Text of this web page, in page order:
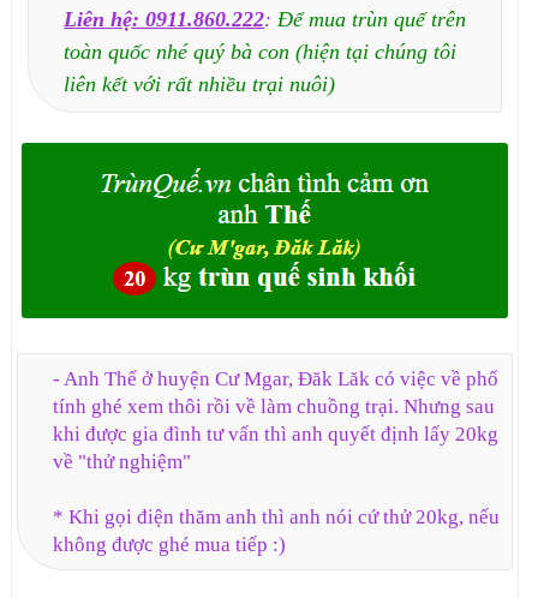
Liên hệ: 0911.860.222:Để mua trùn quế trên
toàn quốc nhé quý bà con (hiện tại chúng tôi
liên kết với rất nhiều trại nuôi)
- Anh Thế ở huyện Cư Mgar, Đăk Lăk có việc về phố
tính ghé xem thôi rồi về làm chuồng trại. Nhưng sau
khi được gia đình tư vấn thì anh quyết định lấy 20kg
về "thử nghiệm"
* Khi gọi điện thăm anh thì anh nói cứ thử 20kg, nếu
không được ghé mua tiếp :)